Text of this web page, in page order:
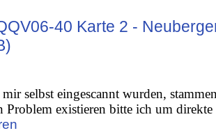
40 Karte 2 -
selbst eingescannt wurden,
existieren bitte ich um direkte